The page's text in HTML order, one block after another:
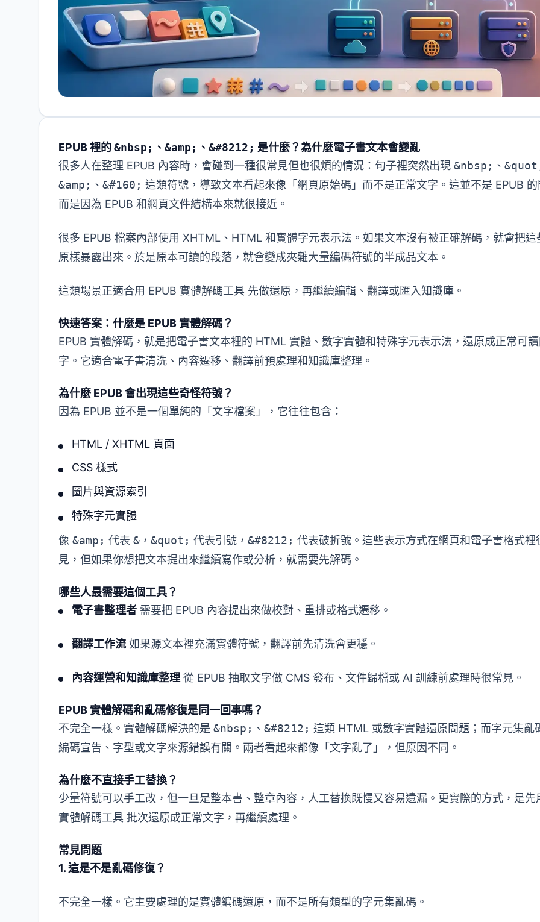
EPUB 裡的&nbsp; 、 &amp; 、 &#8212; 是什麼？為什麼電子書文本會變亂
很多人在整理 EPUB 內容時，會碰到一種很常見但也很煩的情況：句子裡突然出現 &nbsp; 、
&amp; 、 &#160; 這類符號，導致文本看起來像「網頁原始碼」而不是正常文字。這並不是 EPUB
而是因為 EPUB 和網頁文件結構本來就很接近。
很多 EPUB 檔案內部使用 XHTML、HTML 和實體字元表示法。如果文本沒有被正確解碼，就會把這
原樣暴露出來。於是原本可讀的段落，就會變成夾雜大量編碼符號的半成品文本。
這類場景正適合用 EPUB 實體解碼工具 先做還原，再繼續編輯、翻譯或匯入知識庫。
快速答案：什麼是 EPUB 實體解碼？
EPUB 實體解碼，就是把電子書文本裡的 HTML 實體、數字實體和特殊字元表示法，還原成正常可
字。它適合電子書清洗、內容遷移、翻譯前預處理和知識庫整理。
為什麼 EPUB 會出現這些奇怪符號？
因為 EPUB 並不是一個單純的「文字檔案」，它往往包含：
HTML / XHTML 頁面
CSS 樣式
圖片與資源索引
特殊字元實體
像 &amp; 代表 & ， &quot; 代表引號， &#8212; 代表破折號。這些表示方式在網頁和電子書格式裡
見，但如果你想把文本提出來繼續寫作或分析，就需要先解碼。
哪些人最需要這個工具？
電子書整理者需要把 EPUB 內容提出來做校對、重排或格式遷移。
翻譯工作流如果源文本裡充滿實體符號，翻譯前先清洗會更穩。
內容運營和知識庫整理從 EPUB 抽取文字做 CMS 發布、文件歸檔或 AI 訓練前處理時很常見。
EPUB 實體解碼和亂碼修復是同一回事嗎？
不完全一樣。實體解碼解決的是 &nbsp; 、 &#8212; 這類 HTML 或數字實體還原問題；而字元集亂
編碼宣告、字型或文字來源錯誤有關。兩者看起來都像「文字亂了」，但原因不同。
為什麼不直接手工替換？
少量符號可以手工改，但一旦是整本書、整章內容，人工替換既慢又容易遺漏。更實際的方式，是
實體解碼工具 批次還原成正常文字，再繼續處理。
常見問題
1. 這是不是亂碼修復？
不完全一樣。它主要處理的是實體編碼還原，而不是所有類型的字元集亂碼。